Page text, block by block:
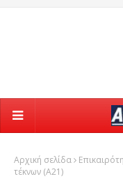
Αρχική σελίδα
τέκνων (Α21)